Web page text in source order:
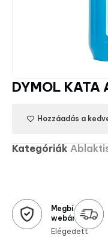
DYMOL KATA
Hozzáadás a
Kategóriák
Megbízható
webáruház
Elégedett